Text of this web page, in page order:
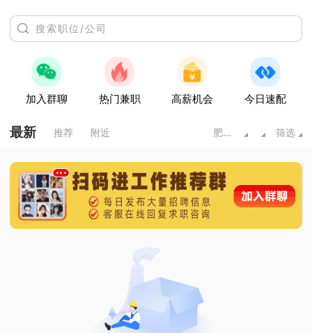
加入群聊 热门兼职 高薪机会 今日速配
最新 推荐 附近 肥城市 筛选